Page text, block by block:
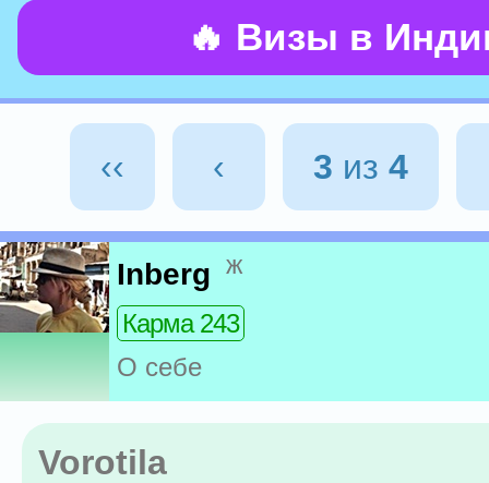
🔥 Визы в
‹‹ ‹ 3 из 4
Inberg ж
Карма 243
О себе
Vorotila